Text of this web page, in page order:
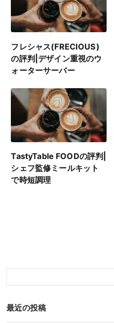
フレシャス(FRECIOUS)
の評判|デザイン重視のウ
ォーターサーバー
TastyTable FOODの評判|
シェフ監修ミールキット
で時短調理
最近の投稿